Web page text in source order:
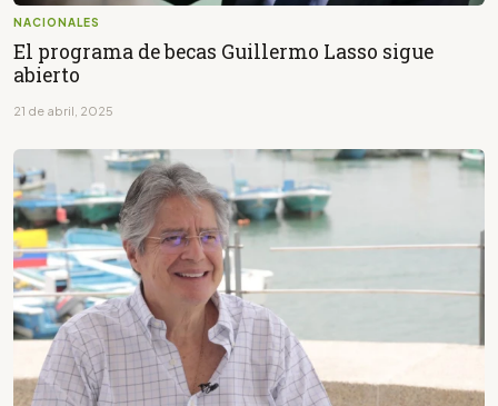
NACIONALES
El programa de becas Guillermo Lasso sigue
abierto
21 de abril, 2025